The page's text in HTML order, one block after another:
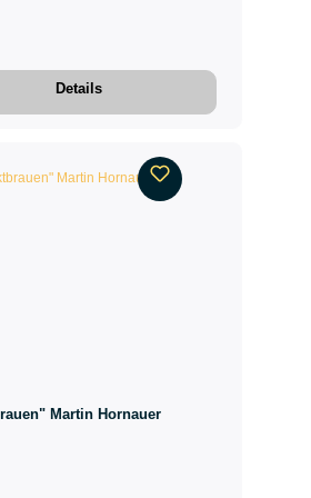
Details
Martin Hornauer